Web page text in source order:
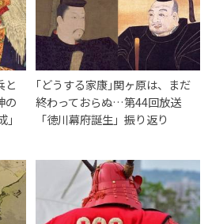
と
の
｢どうする家康｣関ヶ原は、まだ
終わっておらぬ…第44回放送
「徳川幕府誕生」振り返り